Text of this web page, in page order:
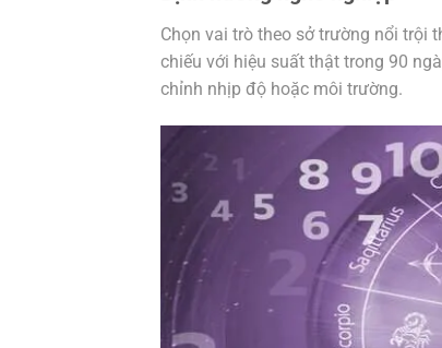
Chọn vai trò theo sở trường nổi trội
chiếu với hiệu suất thật trong 90
chỉnh nhịp độ hoặc môi trường.